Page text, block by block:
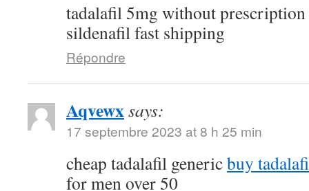
tadalafil 5mg without prescription
sildenafil fast shipping
Répondre
Aqvewxsays:
17 septembre 2023 at 8 h 25 min
cheap tadalafil genericbuy
for men over 50